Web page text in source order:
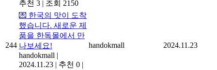
추천 3 | 조회 2150
244
💌 한국의 맛이 도착
했습니다. 새로운 제
품을 한독몰에서 만
나보세요!
handokmall |
2024.11.23 | 추천 0 |
handokmall 2024.11.23